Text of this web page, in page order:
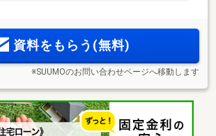
資料をもらう(無料)
※SUUMOのお問い合わせページへ移動します